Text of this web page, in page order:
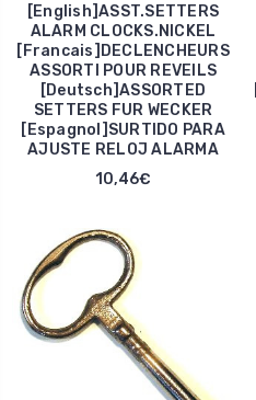
[English]ASST.SETTERS
ALARM CLOCKS.NICKEL
[Francais]DECLENCHEURS
ASSORTI POUR REVEILS
[Deutsch]ASSORTED
SETTERS FUR WECKER
[Espagnol]SURTIDO PARA
AJUSTE RELOJ ALARMA
10,46€